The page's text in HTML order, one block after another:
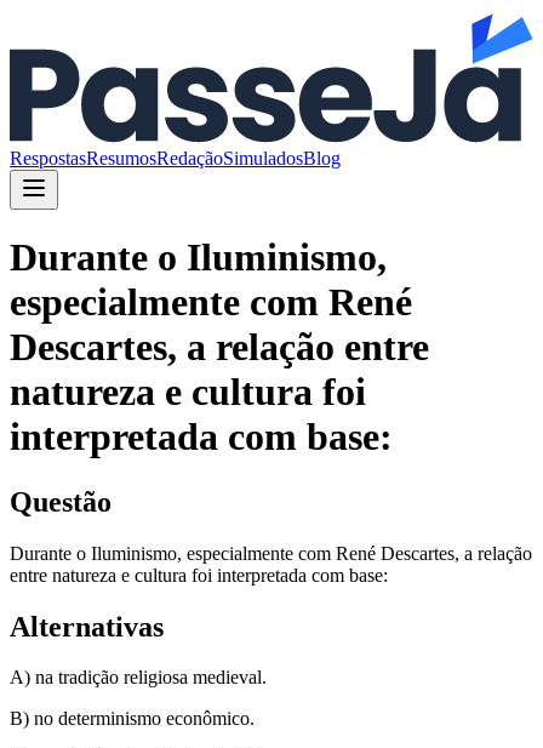
RespostasResumosRedaçãoSimuladosBlog
Durante o Iluminismo,
especialmente com René
Descartes, a relação entre
natureza e cultura foi
interpretada com base:
Questão
Durante o Iluminismo, especialmente com René Descartes, a relação
entre natureza e cultura foi interpretada com base:
Alternativas
A) na tradição religiosa medieval.
B) no determinismo econômico.